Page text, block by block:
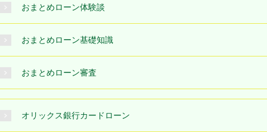
おまとめローン体験談
おまとめローン基礎知識
おまとめローン審査
オリックス銀行カードローン